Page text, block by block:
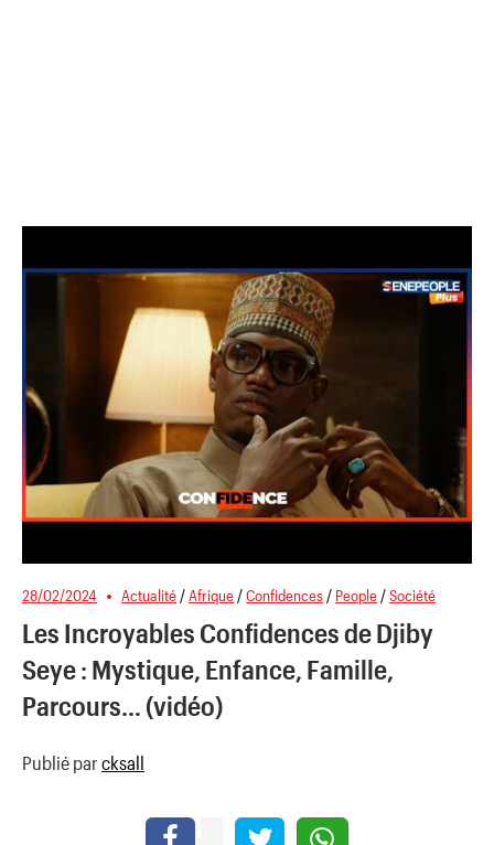
28/02/2024 Actualité /Afrique /Confidences / People /Société
Les Incroyables Confidences de Djiby
Seye : Mystique, Enfance, Famille,
Parcours… (vidéo)
Publié par cksall